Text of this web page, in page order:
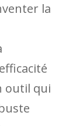
la
outil qui